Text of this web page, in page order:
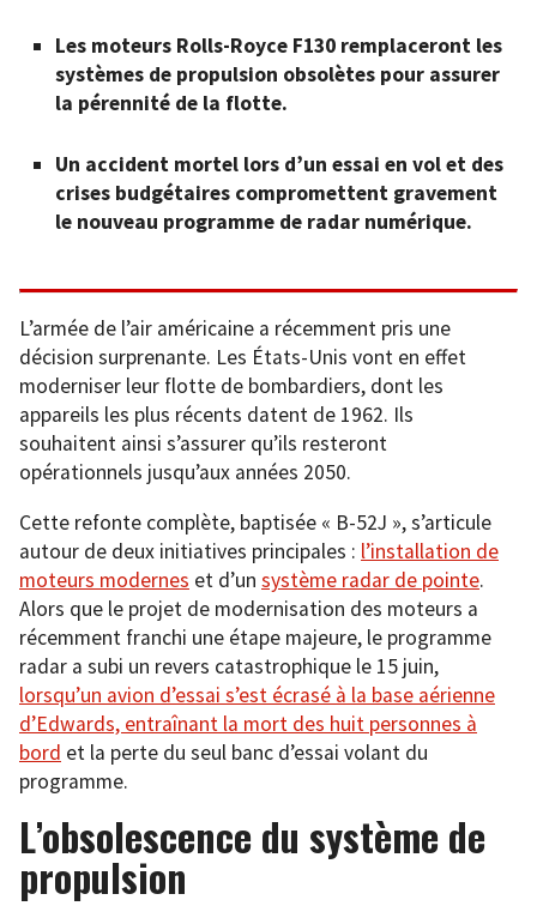
Les moteurs Rolls-Royce F130 remplaceront les
systèmes de propulsion obsolètes pour assurer
la pérennité de la flotte.
Un accident mortel lors d’un essai en vol et des
crises budgétaires compromettent gravement
le nouveau programme de radar numérique.
L’armée de l’air américaine a récemment pris une
décision surprenante. Les États-Unis vont en effet
moderniser leur flotte de bombardiers, dont les
appareils les plus récents datent de 1962. Ils
souhaitent ainsi s’assurer qu’ils resteront
opérationnels jusqu’aux années 2050.
Cette refonte complète, baptisée « B-52J », s’articule
autour de deux initiatives principales : l’installation de
moteurs modernes et d’un système radar de pointe.
Alors que le projet de modernisation des moteurs a
récemment franchi une étape majeure, le programme
radar a subi un revers catastrophique le 15 juin,
lorsqu’un avion d’essai s’est écrasé à la base aérienne
d’Edwards, entraînant la mort des huit personnes à
bord et la perte du seul banc d’essai volant du
programme.
L’obsolescence du système de
propulsion